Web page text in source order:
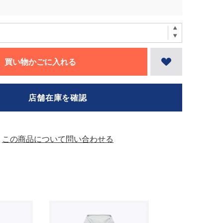
買い物かごに入れる
この商品について問い合わせる
店舗在庫を確認